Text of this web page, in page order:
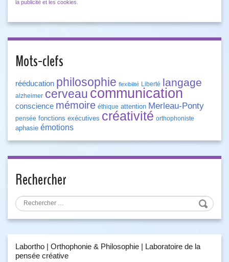
la publicité et les cookies
Mots-clefs
rééducation philosophie flexibilité Liberté langage
alzheimer cerveau communication
conscience mémoire éthique attention Merleau-Ponty
pensée fonctions exécutives créativité orthophoniste
aphasie émotions
Rechercher
Labortho | Orthophonie & Philosophie | Laboratoire de la
pensée créative